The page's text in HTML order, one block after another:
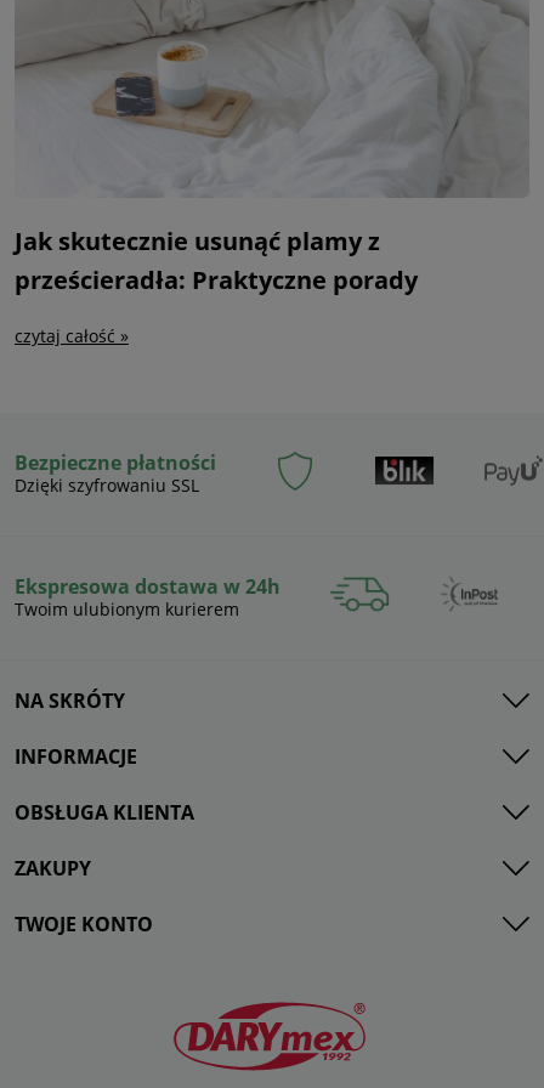
Jak skutecznie usunąć plamy z
prześcieradła: Praktyczne porady
czytaj całość »
Bezpieczne płatności
Dzięki szyfrowaniu SSL
Ekspresowa dostawa w 24h
Twoim ulubionym kurierem
NA SKRÓTY
INFORMACJE
OBSŁUGA KLIENTA
ZAKUPY
TWOJE KONTO